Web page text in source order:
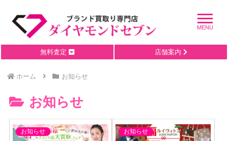
無料査定 店舗案内
ホーム お知らせ
お知らせ
お知らせ お知らせ